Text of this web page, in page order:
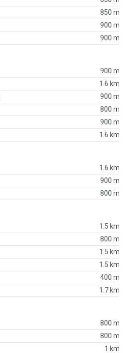
850 m
900 m
900 m
900 m
1.6 km
900 m
800 m
900 m
1.6 km
1.6 km
900 m
800 m
1.5 km
800 m
1.5 km
1.5 km
400 m
1.7 km
800 m
800 m
1 km